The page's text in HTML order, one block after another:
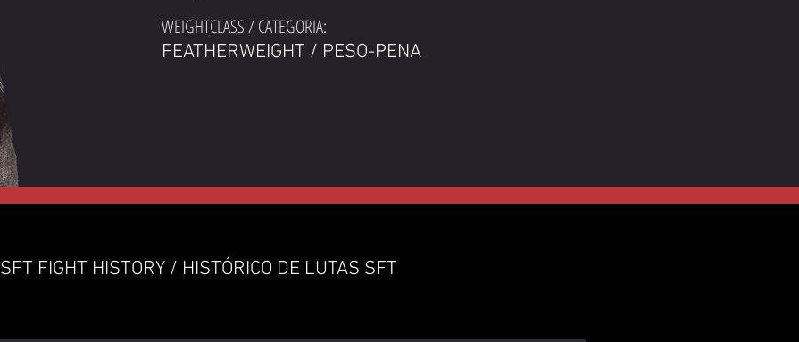
WEIGHTCLASS / CATEGORIA:
FEATHERWEIGHT / PESO-PENA
SFT FIGHT HISTORY / HISTÓRICO DE LUTAS SFT